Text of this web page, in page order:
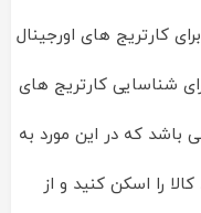
کارتریج های اورجینال
شناسایی کارتریج های
باشد که در این مورد به
را اسکن کنید و از